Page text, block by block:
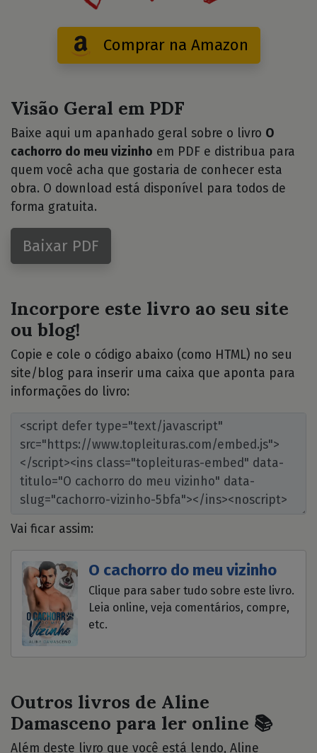
Comprar na Amazon
Visão Geral em PDF
Baixe aqui um apanhado geral sobre o livro O
cachorro do meu vizinho em PDF e distribua para
quem você acha que gostaria de conhecer esta
obra. O download está disponível para todos de
forma gratuita.
Baixar PDF
Incorpore este livro ao seu site
ou blog!
Copie e cole o código abaixo (como HTML) no seu
site/blog para inserir uma caixa que aponta para
informações do livro:
Vai ficar assim:
O cachorro do meu vizinho
Clique para saber tudo sobre este livro.
Leia online, veja comentários, compre,
etc.
Outros livros de Aline
Damasceno para ler online 📚
Além deste livro que você está lendo, Aline